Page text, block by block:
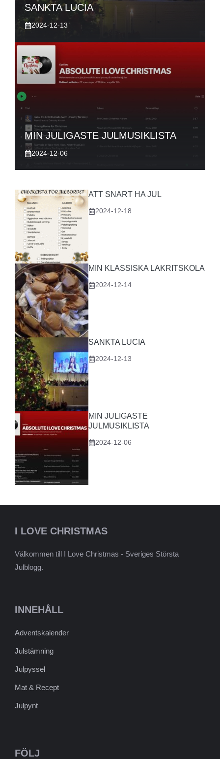
SANKTA LUCIA
2024-12-13
MIN JULIGASTE JULMUSIKLISTA
2024-12-06
ATT SNART HA JUL
2024-12-18
MIN KLASSISKA LAKRITSKOLA
2024-12-14
SANKTA LUCIA
2024-12-13
MIN JULIGASTE
JULMUSIKLISTA
2024-12-06
I LOVE CHRISTMAS
Välkommen till I Love Christmas - Sveriges Största
Julblogg.
INNEHÅLL
Adventskalender
Julstämning
Julpyssel
Mat & Recept
Julpynt
FÖLJ